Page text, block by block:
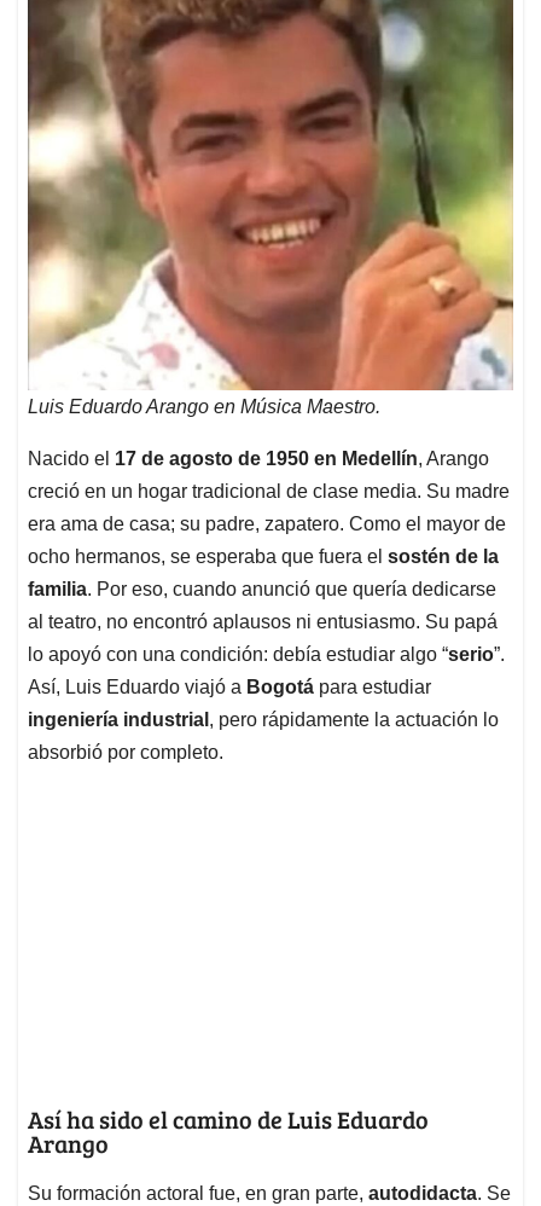
Luis Eduardo Arango en Música Maestro.
Nacido el 17 de agosto de 1950 en Medellín, Arango
creció en un hogar tradicional de clase media. Su madre
era ama de casa; su padre, zapatero. Como el mayor de
ocho hermanos, se esperaba que fuera el sostén de la
familia. Por eso, cuando anunció que quería dedicarse
al teatro, no encontró aplausos ni entusiasmo. Su papá
lo apoyó con una condición: debía estudiar algo “serio”.
Así, Luis Eduardo viajó a Bogotá para estudiar
ingeniería industrial , pero rápidamente la actuación lo
absorbió por completo.
Así ha sido el camino de Luis Eduardo
Arango
Su formación actoral fue, en gran parte, autodidacta. Se